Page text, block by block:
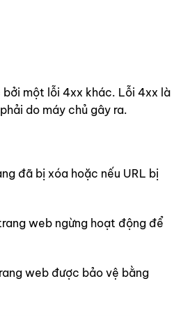
bởi một lỗi 4xx khác. Lỗi 4xx là
do máy chủ gây ra.
đã bị xóa hoặc nếu URL bị
web ngừng hoạt động để
web được bảo vệ bằng